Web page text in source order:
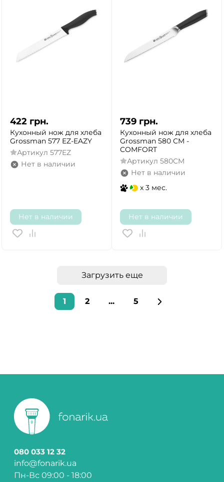
422 грн.
Кухонный нож для хлеба
Grossman 577 EZ-EAZY
Артикул 577EZ
Нет в наличии
Нет в наличии
739 грн.
Кухонный нож для хлеба
Grossman 580 CM -
COMFORT
Артикул 580CM
Нет в наличии
x 3 мес.
Нет в наличии
Загрузить еще
1 2 ... 5
080 033 12 32
info@fonarik.ua
Пн-Вс 09:00 - 18:00